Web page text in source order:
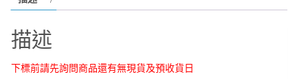
量
描述
下標前請先詢問商品還有無現貨及預收貨日